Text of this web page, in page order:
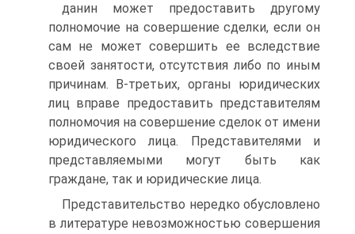
данин может предоставить другому
полномочие на совершение сделки, если он
сам не может совершить ее вследствие
своей занятости, отсутствия либо по иным
причинам. В-третьих, органы юридических
лиц вправе предоставить представителям
полномочия на совершение сделок от имени
юридического лица. Представителями и
представляемыми могут быть как
граждане, так и юридические лица.
Представительство нередко обусловлено
в литературе невозможностью совершения